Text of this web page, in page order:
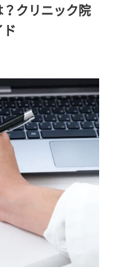
？クリニック院
ド